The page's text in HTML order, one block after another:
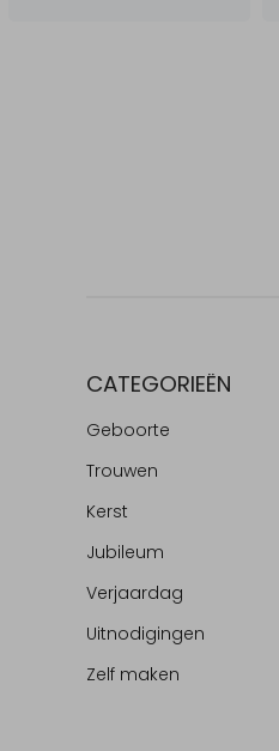
CATEGORIEËN
Geboorte
Trouwen
Kerst
Jubileum
Verjaardag
Uitnodigingen
Zelf maken